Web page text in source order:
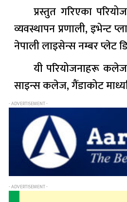
प्रस्तुत गरिएका
व्यवस्थापन प्रणाली, इभेन्ट
नेपाली लाइसेन्स नम्बर प्लेट
यी परियोजनाहरू
साइन्स कलेज, गैंडाकोट
- ADVERTISEMENT -
- ADVERTISEMENT -